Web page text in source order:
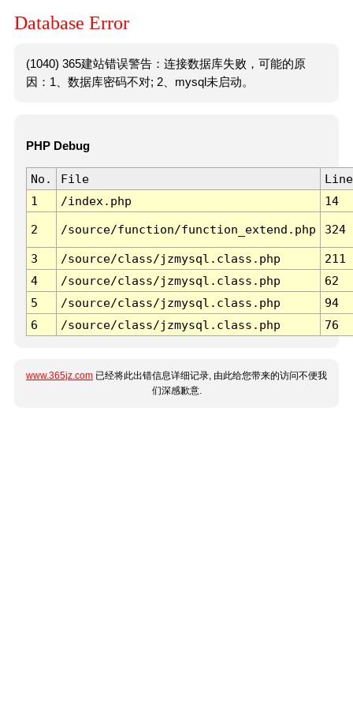
Database Error
(1040) 365建站错误警告：连接数据库失败，可能的原
因：1、数据库密码不对; 2、mysql未启动。
PHP Debug
No. File
Line
1
/index.php 14
2 /source/function/function_extend.php 324
3 /source/class/jzmysql.class.php
211
4
/source/class/jzmysql.class.php
62
5
/source/class/jzmysql.class.php
94
6
/source/class/jzmysql.class.php 76
www.365jz.com 已经将此出错信息详细记录, 由此给您带来的访问不便我
们深感歉意.